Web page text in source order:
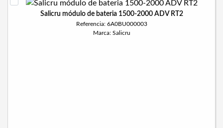
Salicru módulo de bateria 1500-2000 ADV RT2
Referencia: 6A0BU000003
Marca: Salicru